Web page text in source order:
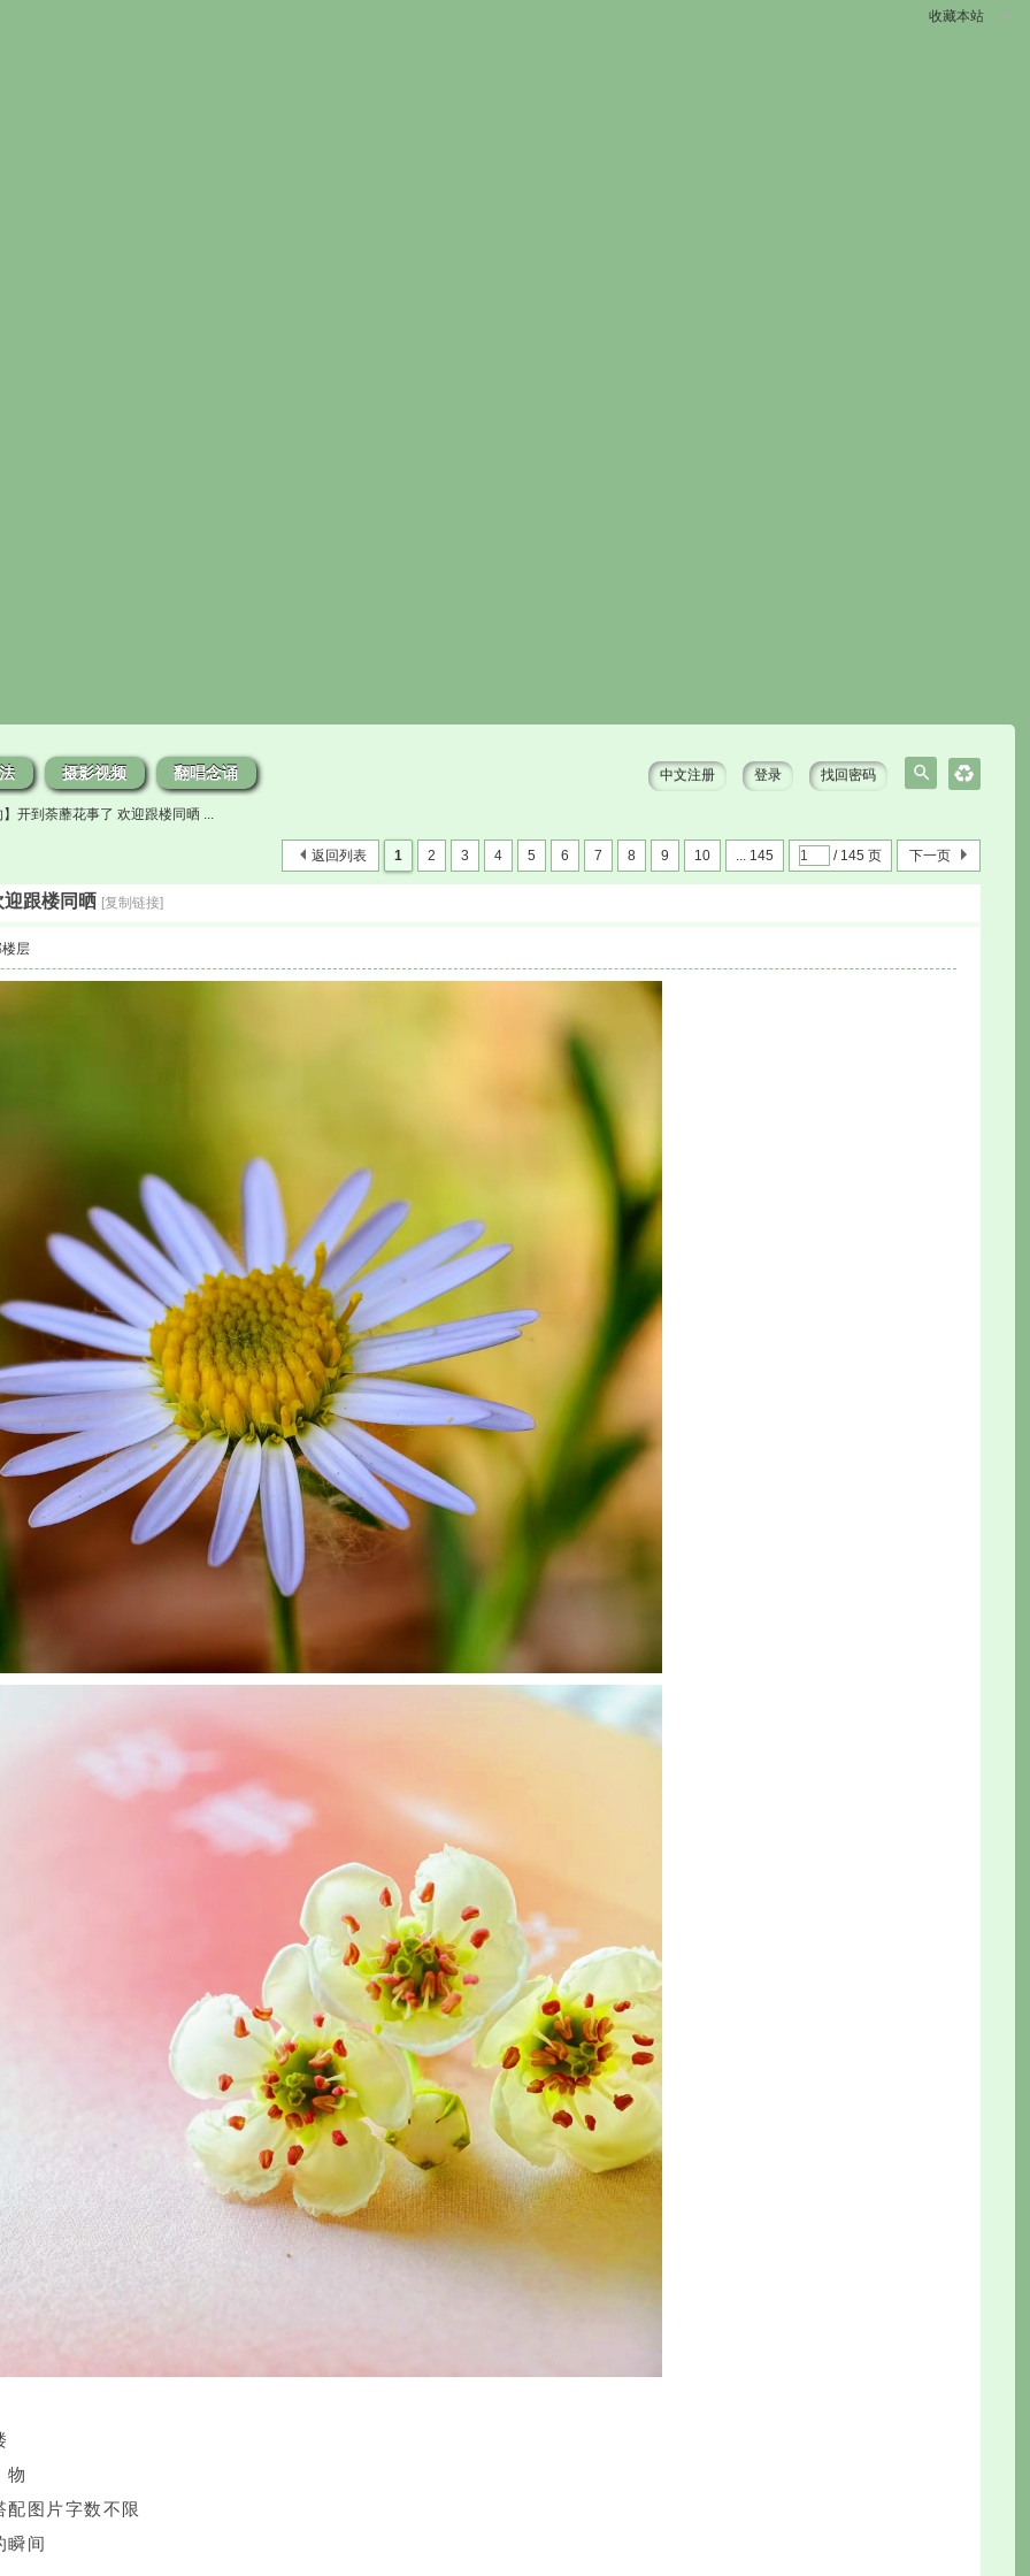
收藏本站
索
中文注册 登录 找回密码
摄影视频 翻唱念诵
开到荼蘼花事了 欢迎跟楼同晒 ...
1 2 3 4 5 6 7 8 9 10 ... 145 / 145 页 下一页
返回列表
跟楼同晒 [复制链接]
层
物
配图片字数不限
瞬间